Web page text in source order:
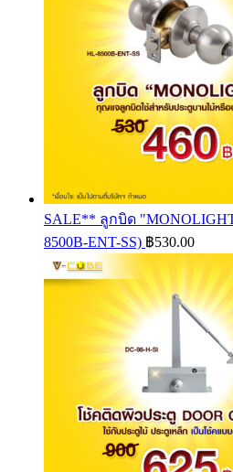
SALE** ลูกบิด
8500B-ENT-SS) ฿530.00